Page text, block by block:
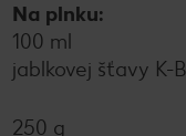
Na plnku:
100 ml
jablkovej šťavy K-
250 g